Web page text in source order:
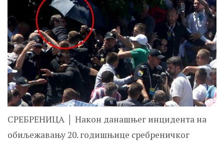
СРЕБРЕНИЦА │ Након данашњег инцидента на
обиљежавању 20. годишњице сребреничког